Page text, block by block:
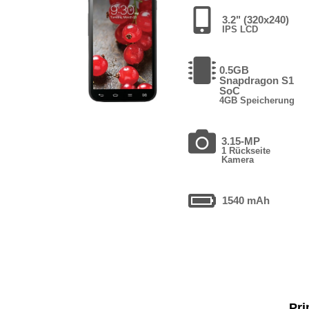
3.2" (320x240)
IPS LCD
0.5GB
Snapdragon S1
SoC
4GB Speicherung
3.15-MP
1 Rückseite
Kamera
1540 mAh